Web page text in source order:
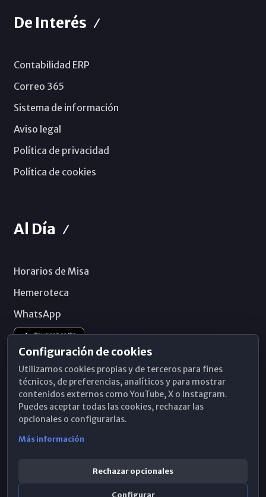
De Interés
Contabilidad ERP
Correo 365
Sistema de información
Aviso legal
Política de privacidad
Política de cookies
Al Día
Horarios de Misa
Hemeroteca
WhatsApp
Configuración de cookies
Utilizamos cookies propias y de terceros para fines
técnicos, de preferencias, analíticos y para mostrar
contenidos externos como YouTube, X o Instagram.
Puedes aceptar todas las cookies, rechazar las
opcionales o configurarlas.
Más información
Rechazar opcionales
Configurar